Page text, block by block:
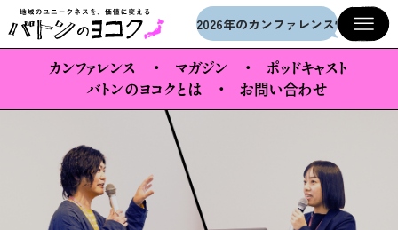
メインコンテンツへスキップ2026年のカンファレンス情報を公
カンファレンス マガジン
ポッドキャスト
バトンのヨコクとは
お問い合わせ